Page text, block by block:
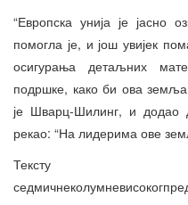
“Европска унија је јасно
помогла је, и још увијек
осигурања детаљних
подршке, како би ова
је Шварц-Шилинг, и додао
рекао: “На лидерима ове
Тексту